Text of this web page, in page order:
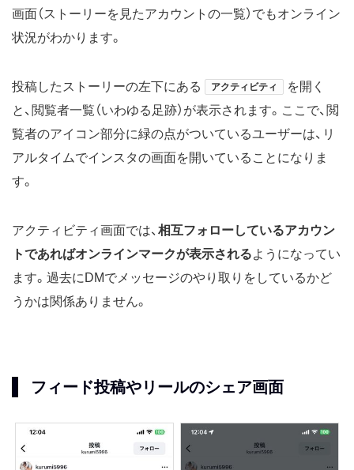
画面（ストーリーを見たアカウントの一覧）でもオンライン
状況がわかります。
投稿したストーリーの左下にある アクティビティ
を開く
と、閲覧者一覧（いわゆる足跡）が表示されます。ここで、閲
覧者のアイコン部分に緑の点がついているユーザーは、リ
アルタイムでインスタの画面を開いていることになりま
す。
アクティビティ画面では、 相互フォローしているアカウン
トであればオンラインマークが表示されるようになってい
ます。過去にDMでメッセージのやり取りをしているかど
うかは関係ありません。
フィード投稿やリールのシェア画面